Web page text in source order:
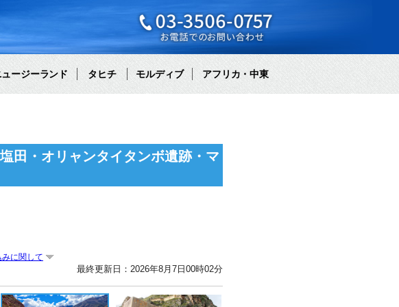
ュージーランド タヒチ モルディブ アフリカ・中東
田・オリャンタイタンボ遺跡・マ
みに関して
最終更新日：2026年8月7日00時02分